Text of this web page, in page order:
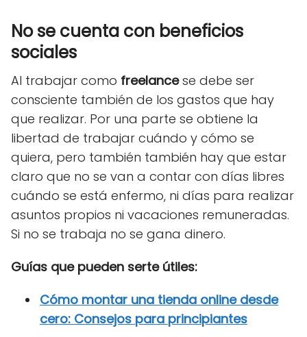
No se cuenta con beneficios
sociales
Al trabajar como freelancese debe ser
consciente también de los gastos que hay
que realizar. Por una parte se obtiene la
libertad de trabajar cuándo y cómo se
quiera, pero también también hay que estar
claro que no se van a contar con días libres
cuándo se está enfermo, ni días para realizar
asuntos propios ni vacaciones remuneradas.
Si no se trabaja no se gana dinero.
Guías que pueden serte útiles:
Cómo montar una tienda online desde
cero: Consejos para principiantes